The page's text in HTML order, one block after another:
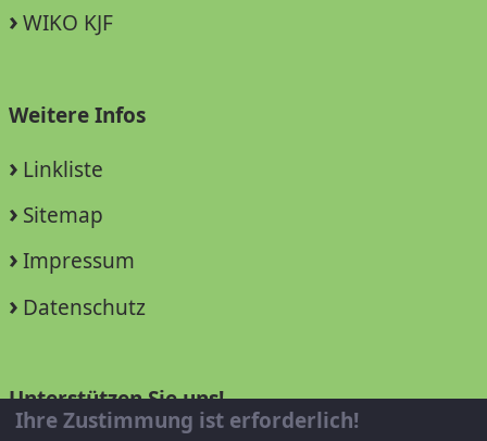
WIKO KJF
Weitere Infos
Linkliste
Sitemap
Impressum
Datenschutz
Unterstützen Sie uns!
Ihre Zustimmung ist erforderlich!